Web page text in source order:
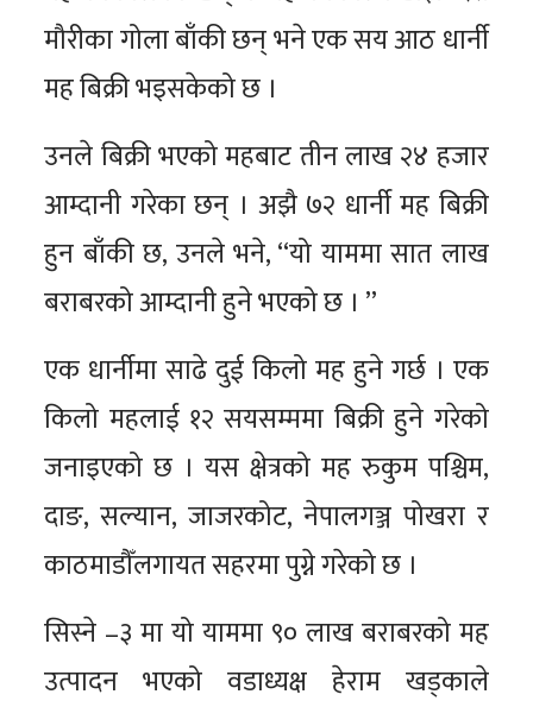
मौरीका गोला बाँकी छन् भने एक सय आठ धार्नी
मह बिक्री भइसकेको छ ।
उनले बिक्री भएको महबाट तीन लाख २४ हजार
आम्दानी गरेका छन् । अझै ७२ धार्नी मह बिक्री
हुन बाँकी छ, उनले भने, “यो याममा सात लाख
बराबरको आम्दानी हुने भएको छ । ”
एक धार्नीमा साढे दुई किलो मह हुने गर्छ । एक
किलो महलाई १२ सयसम्ममा बिक्री हुने गरेको
जनाइएको छ । यस क्षेत्रको मह रुकुम पश्चिम,
दाङ, सल्यान, जाजरकोट, नेपालगञ्ज पोखरा र
काठमाडौँलगायत सहरमा पुग्ने गरेको छ ।
सिस्ने –३ मा यो याममा ९० लाख बराबरको मह
उत्पादन भएको वडाध्यक्ष हेराम खड्काले